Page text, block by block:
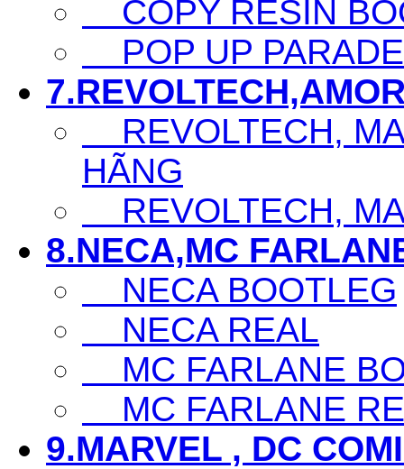
COPY RESIN
POP UP PARADE
REVOLTECH,
HÃNG
REVOLTECH,
8.NECA,MC
NECA BOOTLEG
NECA REAL
MC FARLANE
MC FARLANE
9.MARVEL , DC